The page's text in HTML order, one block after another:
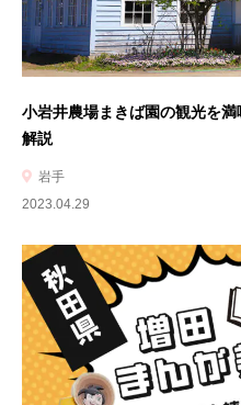
小岩井農場まきば園の観光を
解説
岩手
2023.04.29